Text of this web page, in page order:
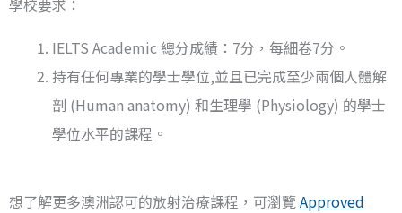
IELTS Academic 總分成績：7分，每細卷7分。
持有任何專業的學士學位,並且已完成至少兩個人體解
剖 (Human anatomy) 和生理學 (Physiology) 的學士
學位水平的課程。
想了解更多澳洲認可的放射治療課程，可瀏覽Approved